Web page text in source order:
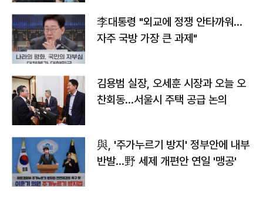
李대통령 "외교에 정쟁 안타까워…
자주 국방 가장 큰 과제"
김용범 실장, 오세훈 시장과 오늘 오
찬회동...서울시 주택 공급 논의
與, '주가누르기 방지' 정부안에 내부
반발…野 세제 개편안 연일 '맹공'